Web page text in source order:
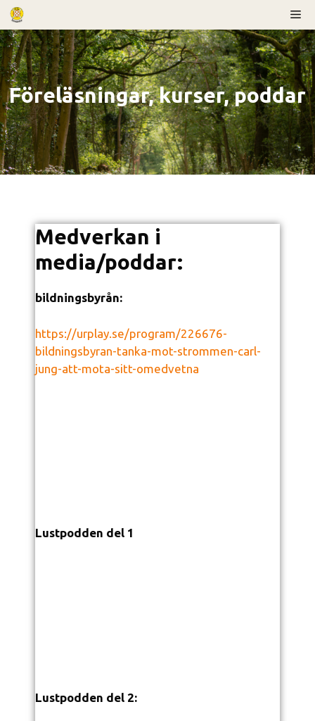
Föreläsningar, kurser, poddar
Medverkan i
media/poddar:
bildningsbyrån:
https://urplay.se/program/226676-
bildningsbyran-tanka-mot-strommen-carl-
jung-att-mota-sitt-omedvetna
Lustpodden del 1
Lustpodden del 2: